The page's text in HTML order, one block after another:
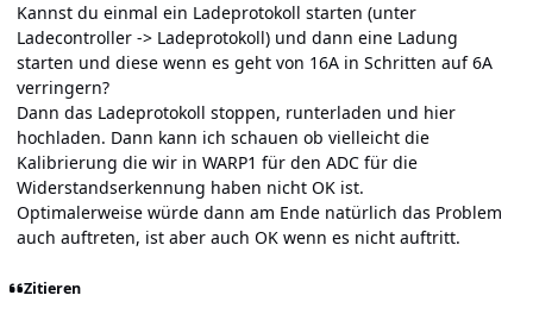
Kannst du einmal ein Ladeprotokoll starten (unter
Ladecontroller -> Ladeprotokoll) und dann eine Ladung
starten und diese wenn es geht von 16A in Schritten auf 6A
verringern?
Dann das Ladeprotokoll stoppen, runterladen und hier
hochladen. Dann kann ich schauen ob vielleicht die
Kalibrierung die wir in WARP1 für den ADC für die
Widerstandserkennung haben nicht OK ist.
Optimalerweise würde dann am Ende natürlich das Problem
auch auftreten, ist aber auch OK wenn es nicht auftritt.
Zitieren